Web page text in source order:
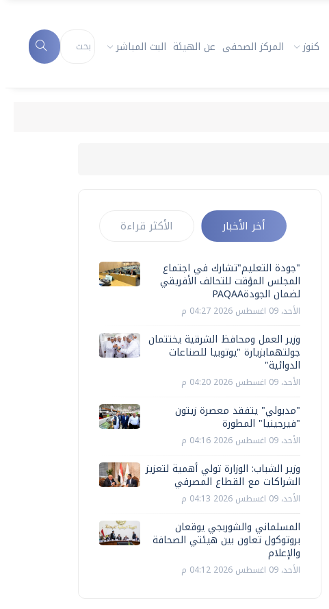
كنوز المركز الصحفى عن الهيئة البث المباشر
أخر الأخبار الأكثر قراءة
"جودة التعليم"تشارك في اجتماع
المجلس المؤقت للتحالف الأفريقي
لضمان الجودةPAQAA
الأحد، 09 اغسطس 2026 04:27 م
وزير العمل ومحافظ الشرقية يختتمان
جولتهمابزيارة "يوتوبيا للصناعات
الدوائية"
الأحد، 09 اغسطس 2026 04:20 م
"مدبولي" يتفقد معصرة زيتون
"فيرجينيا" المطورة
الأحد، 09 اغسطس 2026 04:16 م
وزير الشباب: الوزارة تولي أهمية لتعزيز
الشراكات مع القطاع المصرفي
الأحد، 09 اغسطس 2026 04:13 م
المسلماني والشوربجي يوقعان
بروتوكول تعاون بين هيئتي الصحافة
والإعلام
الأحد، 09 اغسطس 2026 04:12 م